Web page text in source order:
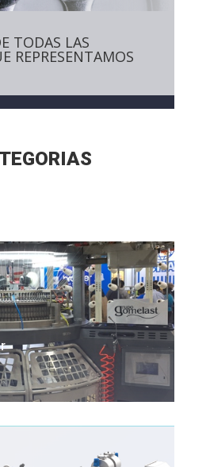
TODAS LAS
REPRESENTAMOS